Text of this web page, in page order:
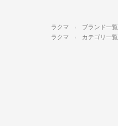
ラクマ ブランド一覧
ラクマ カテゴリ一覧